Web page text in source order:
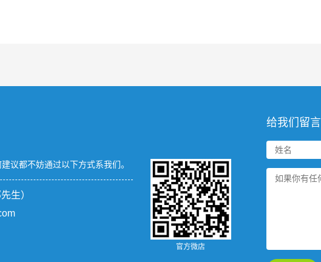
议都不妨通过以下方式系我们。
生）
官方微店
给我们留言